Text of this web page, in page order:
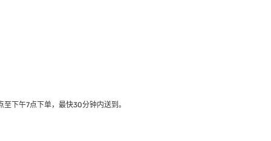
下午7点下单，最快30分钟内送到​。